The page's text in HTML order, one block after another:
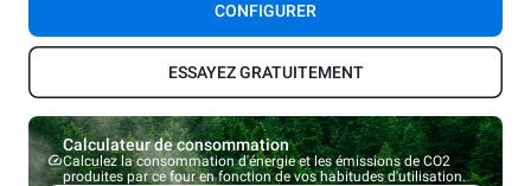
CONFIGURER
ESSAYEZ GRATUITEMENT
Calculateur de consommation
Calculez la consommation d'énergie et les émissions de CO2
produites par ce four en fonction de vos habitudes d'utilisation.